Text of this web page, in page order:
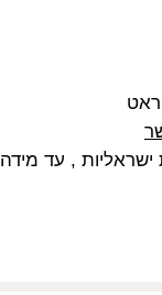
, עד מידה